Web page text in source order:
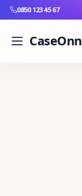
0850 123 45 67
CaseOnn